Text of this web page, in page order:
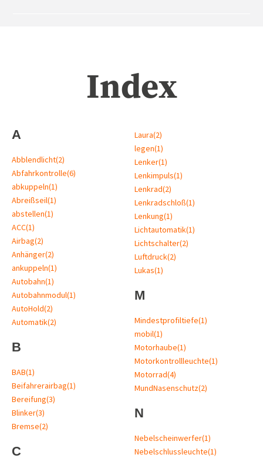
Index
A
Abblendlicht(2)
Abfahrkontrolle(6)
abkuppeln(1)
Abreißseil(1)
abstellen(1)
ACC(1)
Airbag(2)
Anhänger(2)
ankuppeln(1)
Autobahn(1)
Autobahnmodul(1)
AutoHold(2)
Automatik(2)
B
BAB(1)
Beifahrerairbag(1)
Bereifung(3)
Blinker(3)
Bremse(2)
C
Laura(2)
legen(1)
Lenker(1)
Lenkimpuls(1)
Lenkrad(2)
Lenkradschloß(1)
Lenkung(1)
Lichtautomatik(1)
Lichtschalter(2)
Luftdruck(2)
Lukas(1)
M
Mindestprofiltiefe(1)
mobil(1)
Motorhaube(1)
Motorkontrollleuchte(1)
Motorrad(4)
MundNasenschutz(2)
N
Nebelscheinwerfer(1)
Nebelschlussleuchte(1)